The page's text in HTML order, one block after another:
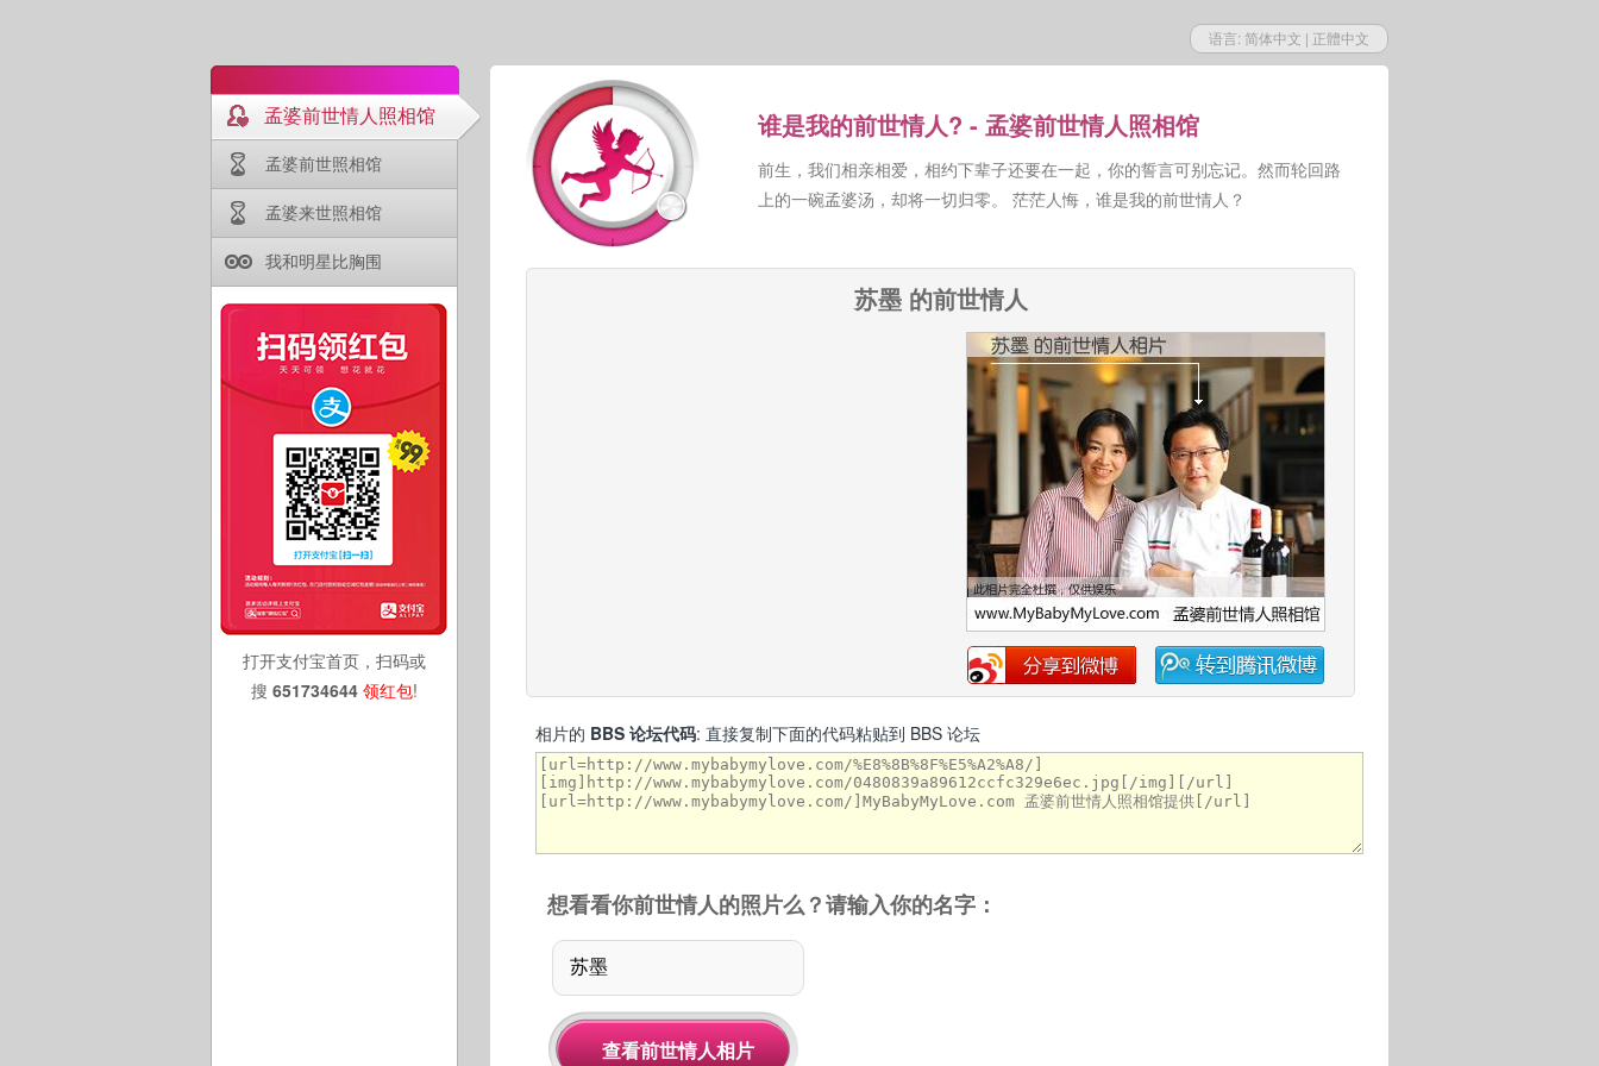
语言: 简体中文 | 正體中文
孟婆前世情人照相馆
孟婆前世照相馆
孟婆来世照相馆
我和明星比胸围
打开支付宝首页，扫码或
搜 651734644 领红包!
谁是我的前世情人? - 孟婆前世情人照相馆
前生，我们相亲相爱，相约下辈子还要在一起，你的誓言可别忘记。然而轮回路
上的一碗孟婆汤，却将一切归零。 茫茫人悔，谁是我的前世情人？
苏墨 的前世情人
相片的 BBS 论坛代码: 直接复制下面的代码粘贴到 BBS 论坛
想看看你前世情人的照片么？请输入你的名字：